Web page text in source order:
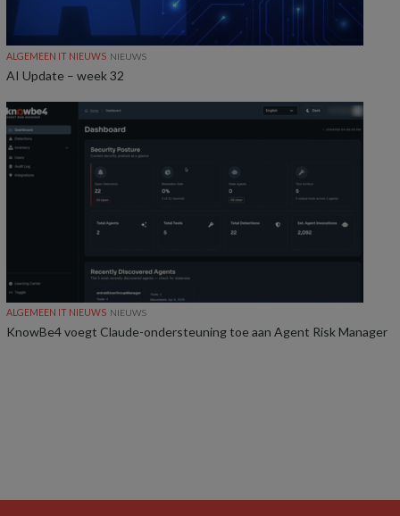
ALGEMEEN IT NIEUWS NIEUWS
AI Update – week 32
ALGEMEEN IT NIEUWS NIEUWS
KnowBe4 voegt Claude-ondersteuning toe aan Agent Risk Manager